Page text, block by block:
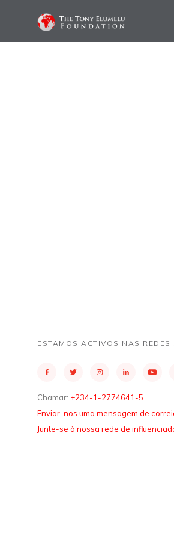
ESTAMOS ACTIVOS NAS REDES
Chamar: +234-1-2774641-5
Enviar-nos uma mensagem de
Junte-se à nossa rede de